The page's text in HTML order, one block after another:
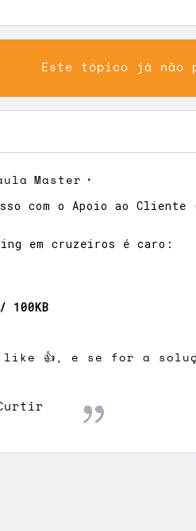
Este tópico já não
Master
com o Apoio ao Cliente
em cruzeiros é caro:
100KB
like 👍, e se for a